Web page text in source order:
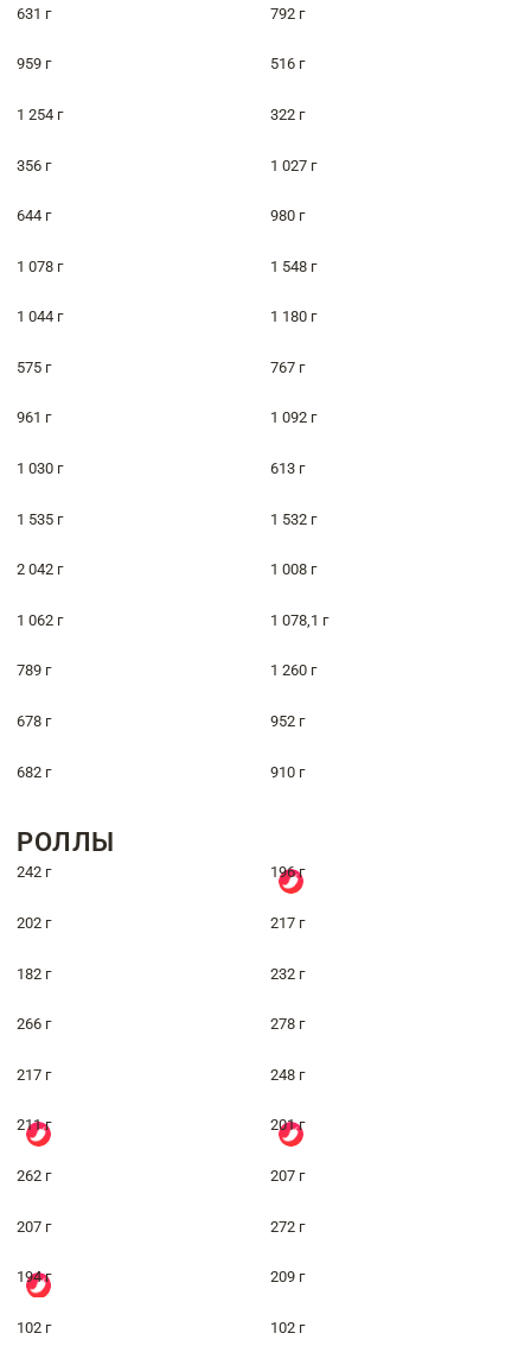
631 г 792 г
959 г 516 г
1 254 г 322 г
356 г 1 027 г
644 г 980 г
1 078 г 1 548 г
1 044 г 1 180 г
575 г 767 г
961 г 1 092 г
1 030 г 613 г
1 535 г 1 532 г
2 042 г 1 008 г
1 062 г 1 078,1 г
789 г 1 260 г
678 г 952 г
682 г 910 г
РОЛЛЫ
242 г 196 г
202 г 217 г
182 г 232 г
266 г 278 г
217 г 248 г
211 г 201 г
262 г 207 г
207 г 272 г
194 г 209 г
102 г 102 г